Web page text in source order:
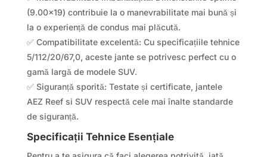
(9.00×19) contribuie la o manevrabilitate mai bună și
la o experiență de condus mai plăcută.
✅ Compatibilitate excelentă: Cu specificațiile tehnice
5/112/20/67,0, aceste jante se potrivesc perfect cu o
gamă largă de modele SUV.
✅ Siguranță sporită: Testate și certificate, jantele
AEZ Reef si SUV respectă cele mai înalte standarde
de siguranță.
Specificații Tehnice Esențiale